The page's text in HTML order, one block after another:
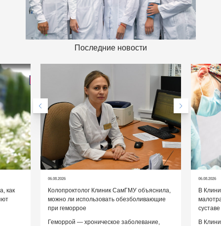
Последние новости
как
06.08.2026
Колопроктолог Клиник СамГМУ объяснила,
можно ли использовать обезболивающие
при геморрое
Геморрой — хроническое заболевание,
06.08.2026
В
суставе
В